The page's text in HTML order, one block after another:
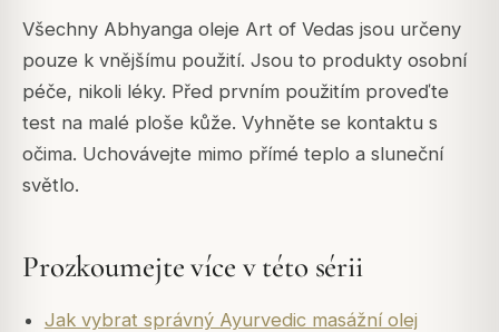
Všechny Abhyanga oleje Art of Vedas jsou určeny
pouze k vnějšímu použití. Jsou to produkty osobní
péče, nikoli léky. Před prvním použitím proveďte
test na malé ploše kůže. Vyhněte se kontaktu s
očima. Uchovávejte mimo přímé teplo a sluneční
světlo.
Prozkoumejte více v této sérii
Jak vybrat správný Ayurvedic masážní olej